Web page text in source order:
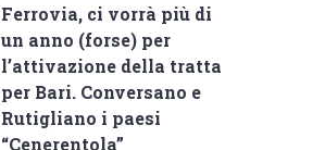
Ferrovia, ci vorrà più di
un anno (forse) per
l’attivazione della tratta
per Bari. Conversano e
Rutigliano i paesi
“Cenerentola”